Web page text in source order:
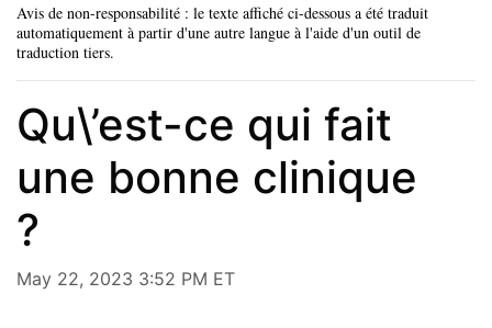
Avis de non-responsabilité : le texte affiché ci-dessous a été traduit
automatiquement à partir d'une autre langue à l'aide d'un outil de
traduction tiers.
Qu\’est-ce qui fait
une bonne clinique
?
May 22, 2023 3:52 PM ET